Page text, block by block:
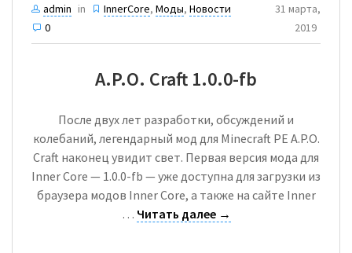
NIDE
Курс #mineprogramming
APO Craft
Наши моды
Форум
О нас
Русский
English
admin in InnerCore, Моды, Новости
0
31 марта,
2019
A.P.O. Craft 1.0.0-fb
После двух лет разработки, обсуждений и
колебаний, легендарный мод для Minecraft PE A.P.O.
Craft наконец увидит свет. Первая версия мода для
Inner Core — 1.0.0-fb — уже доступна для загрузки из
браузера модов Inner Core, а также на сайте Inner
… Читать далее →